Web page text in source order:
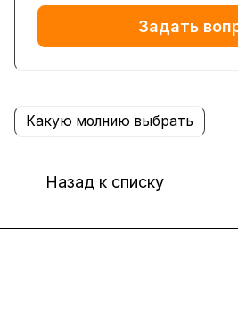
Задать
Какую молнию выбрать
Назад к списку